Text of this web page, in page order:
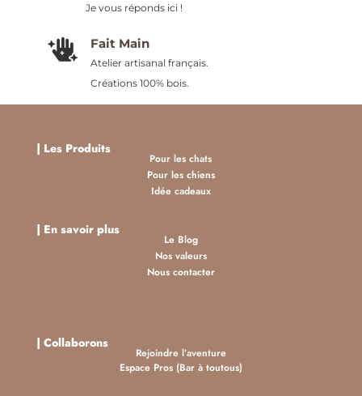
Je vous réponds ici !
 Fait Main
Atelier artisanal français.
Créations 100% bois.
| Les Produits
Pour les chats
Pour les chiens
Idée cadeaux
| En savoir plus
Le Blog
Nos valeurs
Nous contacter
| Collaborons
Rejoindre l’aventure
Espace Pros (Bar à toutous)